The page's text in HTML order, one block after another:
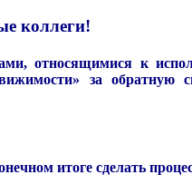
коллеги!
относящимися к
за обратную
итоге сделать